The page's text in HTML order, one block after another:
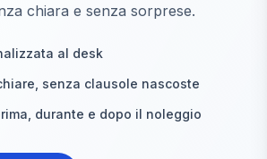
chiara e senza sorprese.
al desk
senza clausole nascoste
durante e dopo il noleggio